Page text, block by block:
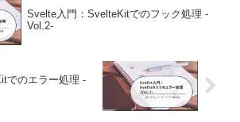
Svelte入門：SvelteKitでのフック処理 -
Vol.2-
でのエラー処理 -